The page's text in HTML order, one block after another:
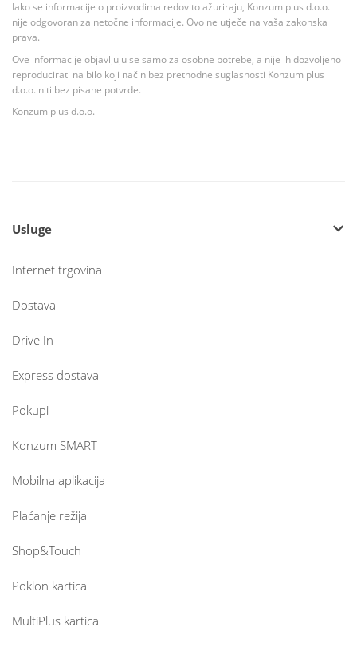
Iako se informacije o proizvodima redovito ažuriraju, Konzum plus d.o.o.
nije odgovoran za netočne informacije. Ovo ne utječe na vaša zakonska
prava.
Ove informacije objavljuju se samo za osobne potrebe, a nije ih dozvoljeno
reproducirati na bilo koji način bez prethodne suglasnosti Konzum plus
d.o.o. niti bez pisane potvrde.
Konzum plus d.o.o.
Usluge
Internet trgovina
Dostava
Drive In
Express dostava
Pokupi
Konzum SMART
Mobilna aplikacija
Plaćanje režija
Shop&Touch
Poklon kartica
MultiPlus kartica